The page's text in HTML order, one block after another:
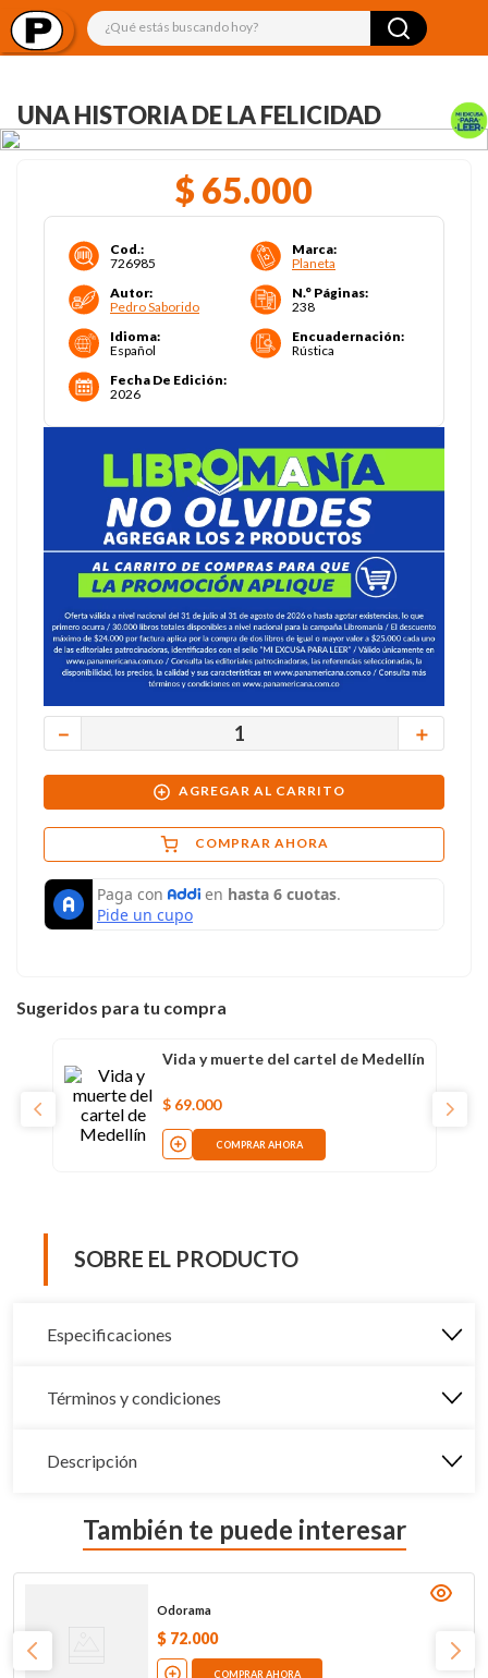
¿Qué estás buscando hoy?
UNA HISTORIA DE LA FELICIDAD
$ 65.000
Cod.:
726985
Marca:
Planeta
Autor:
Pedro Saborido
N.° Páginas:
238
Idioma:
Español
Encuadernación:
Rústica
Fecha De Edición:
2026
＋
－
AGREGAR AL CARRITO
COMPRAR AHORA
Sugeridos para tu compra
Vida y muerte del cartel de Medellín
$ 69.000
COMPRAR AHORA
SOBRE EL PRODUCTO
Especificaciones
Términos y condiciones
Descripción
También te puede interesar
Odorama
$ 72.000
COMPRAR AHORA